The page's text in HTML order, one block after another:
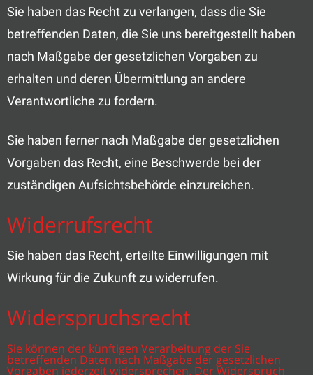
Sie haben das Recht zu verlangen, dass die Sie
betreffenden Daten, die Sie uns bereitgestellt haben
nach Maßgabe der gesetzlichen Vorgaben zu
erhalten und deren Übermittlung an andere
Verantwortliche zu fordern.
Sie haben ferner nach Maßgabe der gesetzlichen
Vorgaben das Recht, eine Beschwerde bei der
zuständigen Aufsichtsbehörde einzureichen.
Widerrufsrecht
Sie haben das Recht, erteilte Einwilligungen mit
Wirkung für die Zukunft zu widerrufen.
Widerspruchsrecht
Sie können der künftigen Verarbeitung der Sie
betreffenden Daten nach Maßgabe der gesetzlichen
Vorgaben jederzeit widersprechen. Der Widerspruch